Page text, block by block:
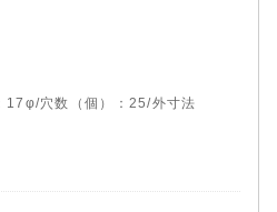
17φ/穴数（個）：25/外寸法